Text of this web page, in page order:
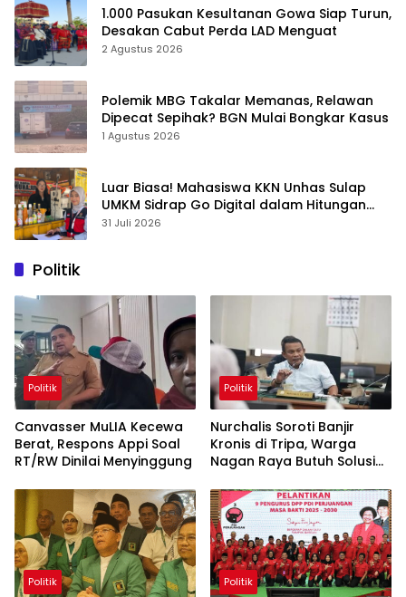
1.000 Pasukan Kesultanan Gowa Siap Turun,
Desakan Cabut Perda LAD Menguat
2 Agustus 2026
Polemik MBG Takalar Memanas, Relawan
Dipecat Sepihak? BGN Mulai Bongkar Kasus
1 Agustus 2026
Luar Biasa! Mahasiswa KKN Unhas Sulap
UMKM Sidrap Go Digital dalam Hitungan
Hari
31 Juli 2026
Politik
Politik
Canvasser MuLIA Kecewa
Berat, Respons Appi Soal
RT/RW Dinilai Menyinggung
Politik
Nurchalis Soroti Banjir
Kronis di Tripa, Warga
Nagan Raya Butuh Solusi
Politik Politik